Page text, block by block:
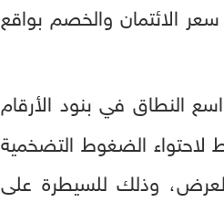
واحدة عند 18.25 بالمئة. كما تم رفع سعر الائتمان والخصم بواقع
النطاق في بنود الأرقام
لاحتواء الضغوط التضخمية
وذلك للسيطرة على